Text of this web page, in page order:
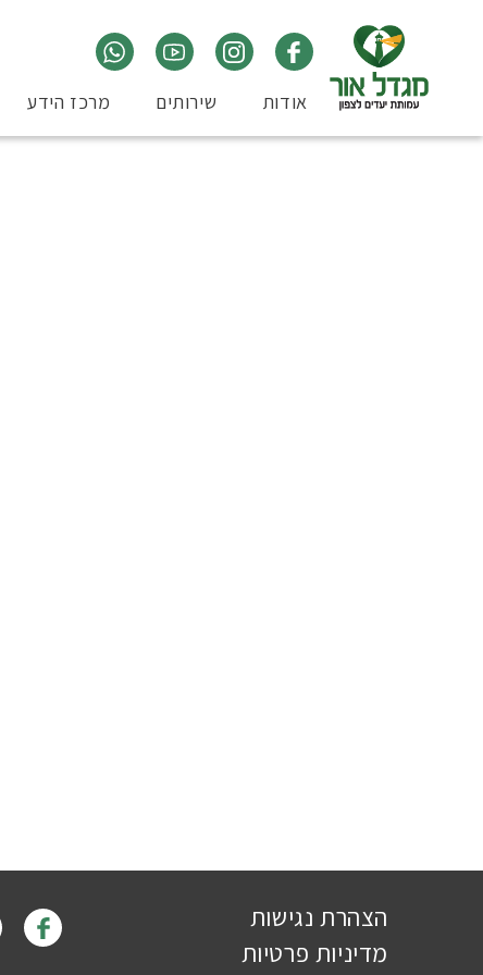
אודות שירותים מרכז הידע
הצהרת נגישות
מדיניות פרטיות